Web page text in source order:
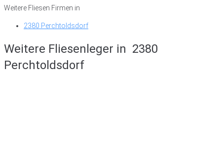
Weitere Fliesen Firmen in
2380 Perchtoldsdorf
Weitere Fliesenleger in 2380
Perchtoldsdorf